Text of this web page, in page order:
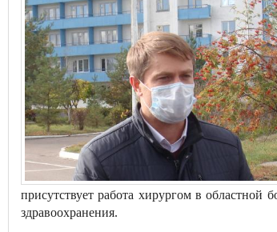
присутствует работа хирургом в областной
здравоохранения.